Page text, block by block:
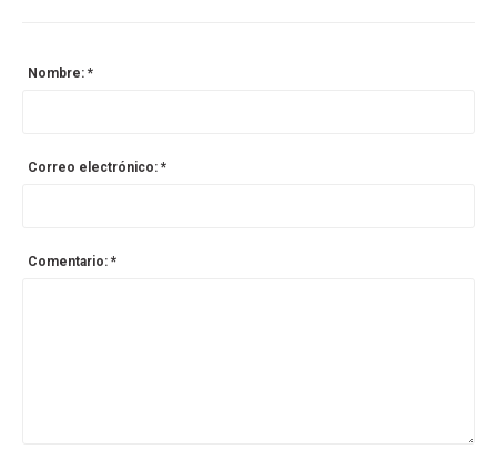
Nombre: *
Correo electrónico: *
Comentario: *